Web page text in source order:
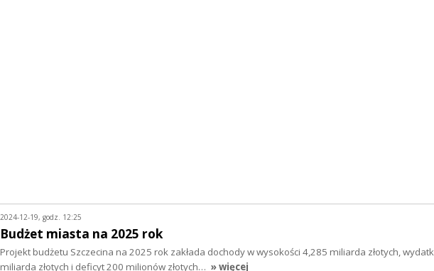
2024-12-19, godz. 12:25
Budżet miasta na 2025 rok
Projekt budżetu Szczecina na 2025 rok zakłada dochody w wysokości 4,285 miliarda złotych,
miliarda złotych i deficyt 200 milionów złotych… » więcej